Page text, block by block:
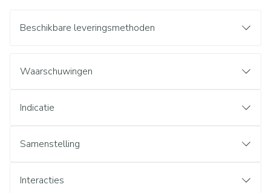
Beschikbare leveringsmethoden
Waarschuwingen
Indicatie
Samenstelling
Interacties